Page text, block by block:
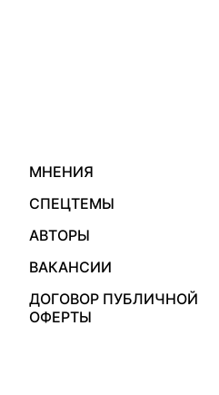
МНЕНИЯ
СПЕЦТЕМЫ
АВТОРЫ
ВАКАНСИИ
ДОГОВОР ПУБЛИЧНОЙ
ОФЕРТЫ